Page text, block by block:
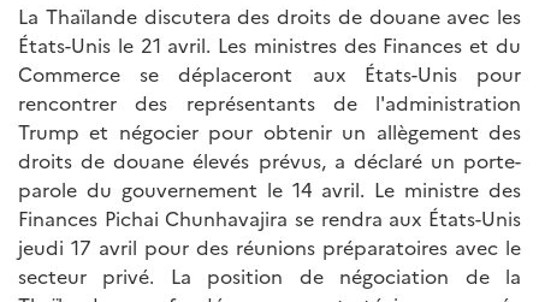
La Thaïlande discutera des droits de douane avec les
États-Unis le 21 avril. Les ministres des Finances et du
Commerce se déplaceront aux États-Unis pour
rencontrer des représentants de l'administration
Trump et négocier pour obtenir un allègement des
droits de douane élevés prévus, a déclaré un porte-
parole du gouvernement le 14 avril. Le ministre des
Finances Pichai Chunhavajira se rendra aux États-Unis
jeudi 17 avril pour des réunions préparatoires avec le
secteur privé. La position de négociation de la